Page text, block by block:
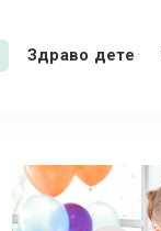
Здраво дете